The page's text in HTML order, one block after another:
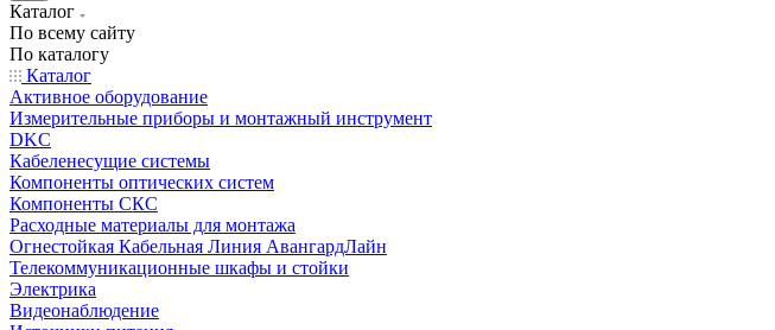
Каталог
По всему сайту
По каталогу
Каталог
Активное оборудование
Измерительные приборы и монтажный инструмент
DKC
Кабеленесущие системы
Компоненты оптических систем
Компоненты СКС
Расходные материалы для монтажа
Огнестойкая Кабельная Линия АвангардЛайн
Телекоммуникационные шкафы и стойки
Электрика
Видеонаблюдение